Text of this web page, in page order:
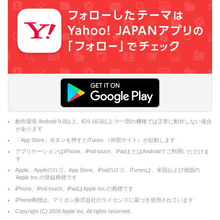
動作環境 Android 9.0以上、iOS 16.0以上 ※一部の機種では正常に動作しない場合
があります
「App Store」ボタンを押すとiTunes （外部サイト）が起動します
アプリケーションはiPhone、iPod touch、iPadまたはAndroidでご利用いただけま
す
Apple、Appleのロゴ、App Store、iPodのロゴ、iTunesは、米国および他国の
Apple Inc.の登録商標です
iPhone、iPod touch、iPadはApple Inc.の商標です
iPhone商標は、アイホン株式会社のライセンスに基づき使用されています
Copyright (C) 2026Apple Inc. All rights reserved.